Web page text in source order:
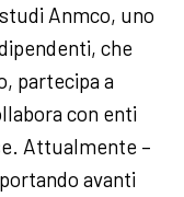
Anmco, uno
che
partecipa a
con enti
Attualmente –
avanti